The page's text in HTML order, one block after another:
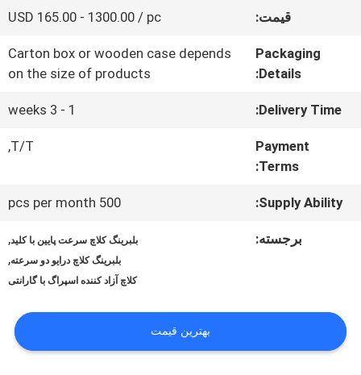
کنترل
کیفیت
ما
اخبار
قیمت: USD 165.00 - 1300.00 / pc
Packaging
Details:
Carton box or wooden case depends
on the size of products
Delivery Time:
1 - 3 weeks
Payment
Terms:
T/T,
Supply Ability:
500 pcs per month
برجسته: بلبرینگ کلاچ سرعت پایین با کلید,
بلبرینگ کلاچ درایو دو سرعته,
کلاچ آزاد کننده اسپراگ با گارانتی
بهترین قیمت